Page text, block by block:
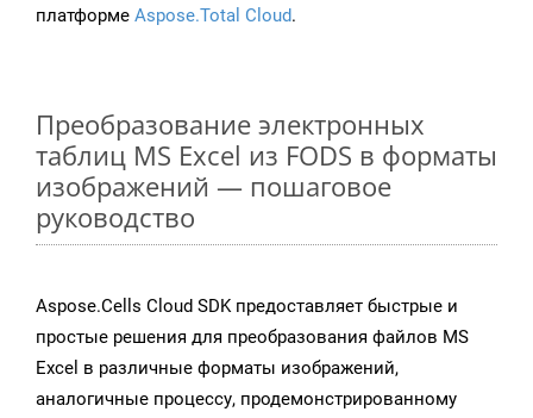
платформе Aspose.Total Cloud.
Преобразование электронных
таблиц MS Excel из FODS в форматы
изображений — пошаговое
руководство
Aspose.Cells Cloud SDK предоставляет быстрые и
простые решения для преобразования файлов MS
Excel в различные форматы изображений,
аналогичные процессу, продемонстрированному